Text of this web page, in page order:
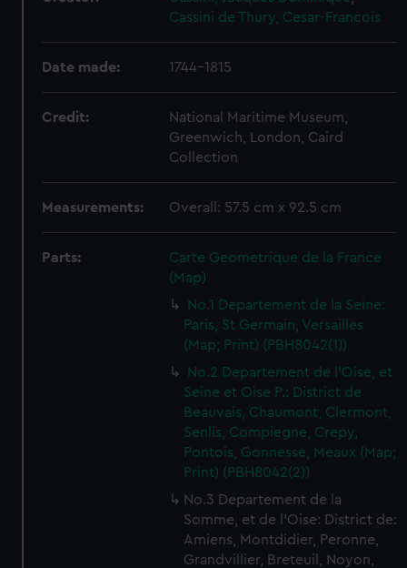
Cassini de Thury, Cesar-Francois
Date made: 1744-1815
Credit:
National Maritime Museum,
Greenwich, London, Caird
Collection
Measurements: Overall: 57.5 cm x 92.5 cm
Parts:
Carte Geometrique de la France
(Map)
No.1 Departement de la Seine:
Paris, St Germain, Versailles
(Map; Print) (PBH8042(1))
No.2 Departement de l'Oise, et
Seine et Oise P.: District de
Beauvais, Chaumont, Clermont,
Senlis, Compiegne, Crepy,
Pontois, Gonnesse, Meaux (Map;
Print) (PBH8042(2))
No.3 Departement de la
Somme, et de l'Oise: District de:
Amiens, Montdidier, Peronne,
Grandvillier, Breteuil, Noyon,